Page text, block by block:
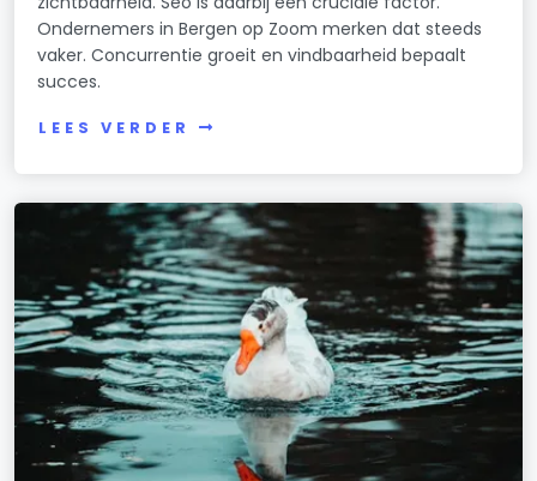
Ondernemers in Bergen op Zoom merken dat steeds
vaker. Concurrentie groeit en vindbaarheid bepaalt
succes.
LEES VERDER